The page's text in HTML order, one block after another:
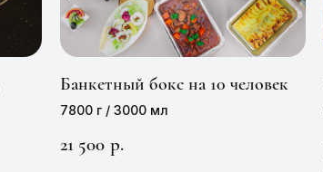
Банкетный бокс на 10 человек
7800 г / 3000 мл
21 500 р.